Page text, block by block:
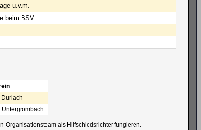
u.v.m.
beim BSV.
Durlach
Untergrombach
Organisationsteam als Hilfschiedsrichter fungieren.